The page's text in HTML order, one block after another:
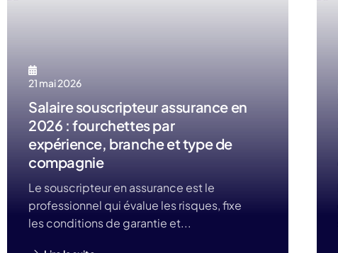
21 mai 2026
Salaire souscripteur assurance en
2026 : fourchettes par
expérience, branche et type de
compagnie
Le souscripteur en assurance est le
professionnel qui évalue les risques, fixe
les conditions de garantie et...